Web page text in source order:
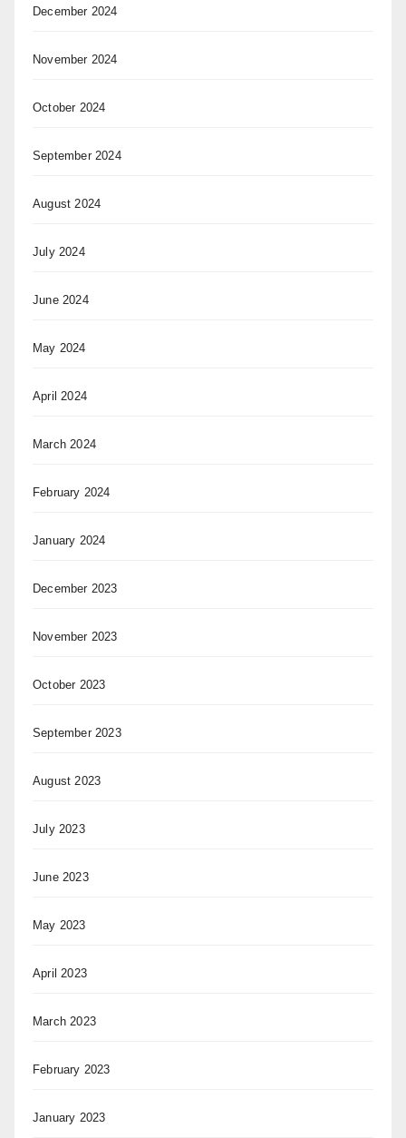
December 2024
November 2024
October 2024
September 2024
August 2024
July 2024
June 2024
May 2024
April 2024
March 2024
February 2024
January 2024
December 2023
November 2023
October 2023
September 2023
August 2023
July 2023
June 2023
May 2023
April 2023
March 2023
February 2023
January 2023